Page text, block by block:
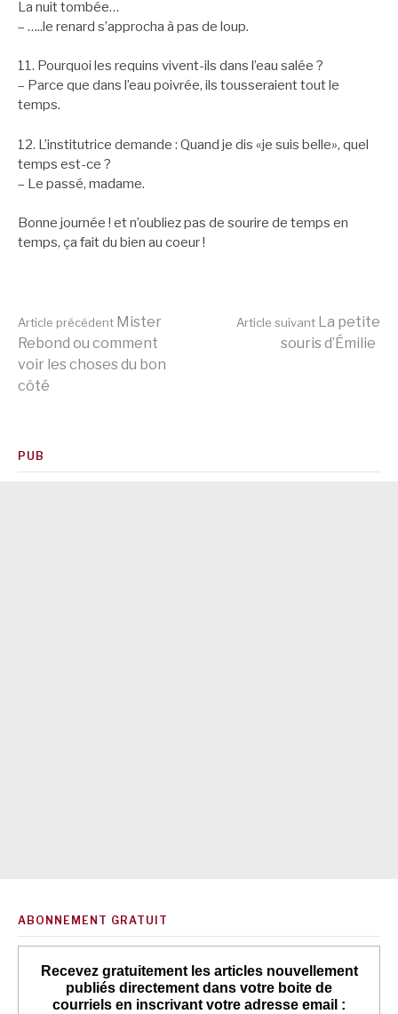
La nuit tombée…
– …..le renard s’approcha à pas de loup.
11. Pourquoi les requins vivent-ils dans l’eau salée ?
– Parce que dans l’eau poivrée, ils tousseraient tout le
temps.
12. L’institutrice demande : Quand je dis «je suis belle», quel
temps est-ce ?
– Le passé, madame.
Bonne journée ! et n’oubliez pas de sourire de temps en
temps, ça fait du bien au coeur !
Lire
la
suite
Article précédent Mister
Rebond ou comment
voir les choses du bon
côté
Article suivant La petite
souris d’Émilie
PUB
ABONNEMENT GRATUIT
Recevez gratuitement les articles nouvellement
publiés directement dans votre boite de
courriels en inscrivant votre adresse email :